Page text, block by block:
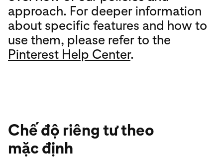
approach. For deeper information
about specific features and how to
use them, please refer to the
Pinterest Help Center.
Chế độ riêng tư theo
mặc định